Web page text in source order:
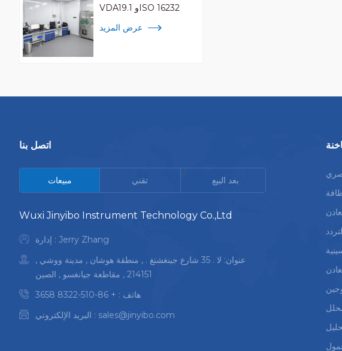
VDA19.1 وISO 16232
عرض المزيد
اتصل بنا
مبيعات تقني < بعد البيع
Wuxi Jinyibo Instrument Technology Co.,Ltd
إدارة : Jerry Zhang
عنوان: لا . 35 شارع جينغشنغ . , منطقة هوشان , مدينة ووشي ,
214151 , مقاطعة جيانغسو , الصين
هاتف : + 86-510-8322 3658
البريد الإلكتروني : sales@jinyibo.com